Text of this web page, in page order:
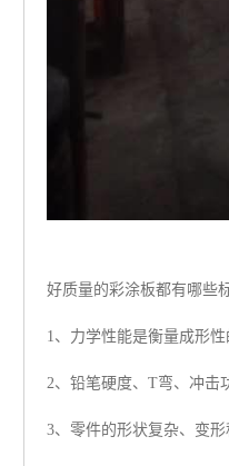
好质量的彩涂板都有哪些
1、力学性能是衡量成形
2、铅笔硬度、T弯、冲击
3、零件的形状复杂、变